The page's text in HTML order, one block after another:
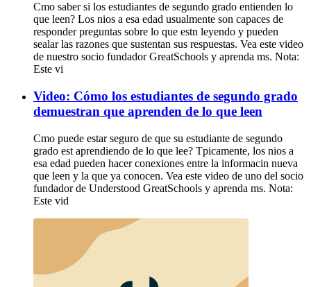
Cmo saber si los estudiantes de segundo grado entienden lo
que leen? Los nios a esa edad usualmente son capaces de
responder preguntas sobre lo que estn leyendo y pueden
sealar las razones que sustentan sus respuestas. Vea este video
de nuestro socio fundador GreatSchools y aprenda ms. Nota:
Este vi
Video: Cómo los estudiantes de segundo grado
demuestran que aprenden de lo que leen
Cmo puede estar seguro de que su estudiante de segundo
grado est aprendiendo de lo que lee? Tpicamente, los nios a
esa edad pueden hacer conexiones entre la informacin nueva
que leen y la que ya conocen. Vea este video de uno del socio
fundador de Understood GreatSchools y aprenda ms. Nota:
Este vid